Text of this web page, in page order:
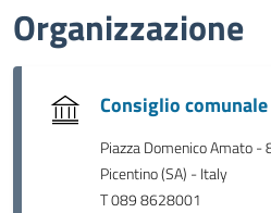
Organizzazione
Consiglio comunale
Piazza Domenico Amato -
Picentino (SA) - Italy
T 089 8628001